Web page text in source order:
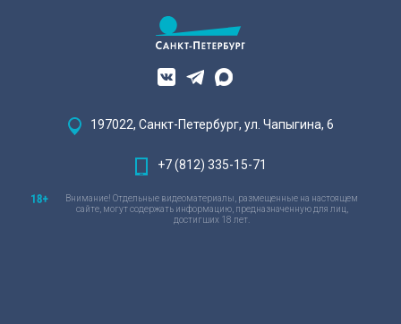
197022, Санкт-Петербург, ул. Чапыгина, 6
+7 (812) 335-15-71
Внимание! Отдельные видеоматериалы, размещенные на настоящем
сайте, могут содержать информацию, предназначенную для лиц,
достигших 18 лет.